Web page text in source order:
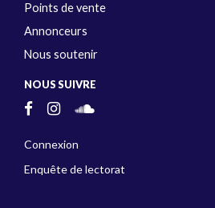
Points de vente
Annonceurs
Nous soutenir
NOUS SUIVRE
Connexion
Enquête de lectorat